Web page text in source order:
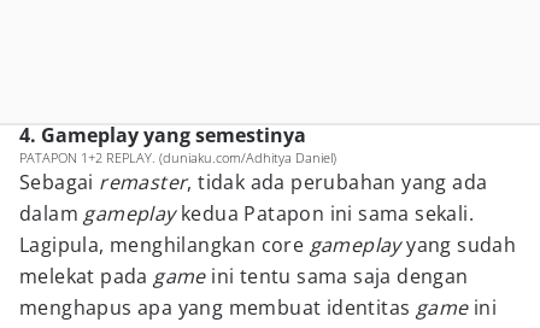
4. Gameplay yang semestinya
PATAPON 1+2 REPLAY. (duniaku.com/Adhitya Daniel)
Sebagai remaster, tidak ada perubahan yang ada
dalam gameplaykedua Patapon ini sama sekali.
Lagipula, menghilangkan core gameplayyang sudah
melekat pada game ini tentu sama saja dengan
menghapus apa yang membuat identitas game ini